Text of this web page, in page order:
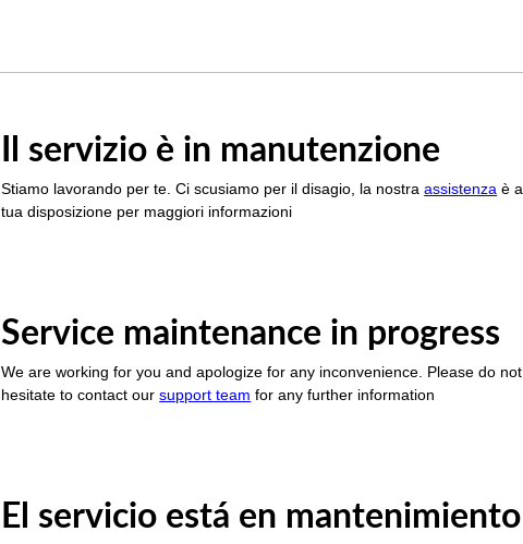
Il servizio è in manutenzione
Stiamo lavorando per te. Ci scusiamo per il disagio, la nostraassistenza è a
tua disposizione per maggiori informazioni
Service maintenance in progress
We are working for you and apologize for any inconvenience. Please do not
hesitate to contact oursupport team for any further information
El servicio está en mantenimiento